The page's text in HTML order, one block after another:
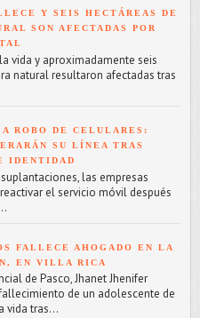
Y SEIS HECTÁREAS DE
SON AFECTADAS POR
vida y aproximadamente seis
natural resultaron afectadas tras
ROBO DE CELULARES:
SU LÍNEA TRAS
IDENTIDAD
las empresas
el servicio móvil después
FALLECE AHOGADO EN LA
EN VILLA RICA
de Pasco, Jhanet Jhenifer
de un adolescente de
vida tras...